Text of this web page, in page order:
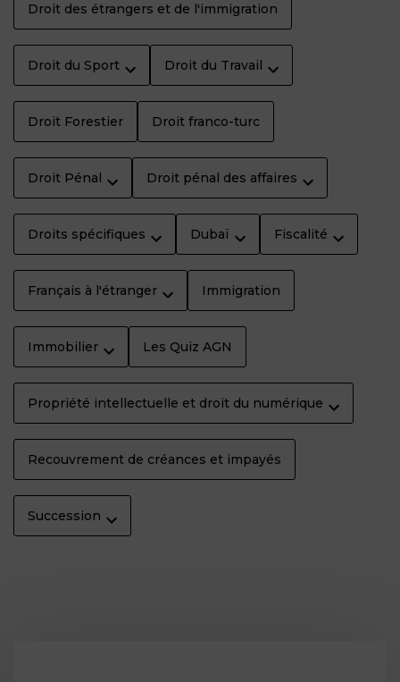
Droit des étrangers et de l'immigration
Droit du Sport Droit du Travail
Droit Forestier Droit franco-turc
Droit Pénal Droit pénal des affaires
Droits spécifiques Dubaï Fiscalité
Français à l'étranger Immigration
Immobilier Les Quiz AGN
Propriété intellectuelle et droit du numérique
Recouvrement de créances et impayés
Succession